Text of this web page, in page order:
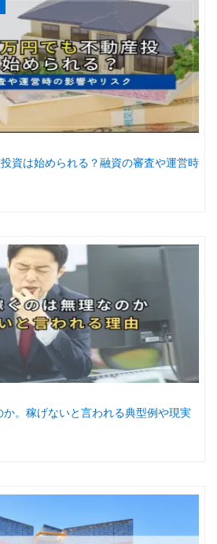
資は始められる？融資の審査や運営時
。稼げないと言われる典型例や現実